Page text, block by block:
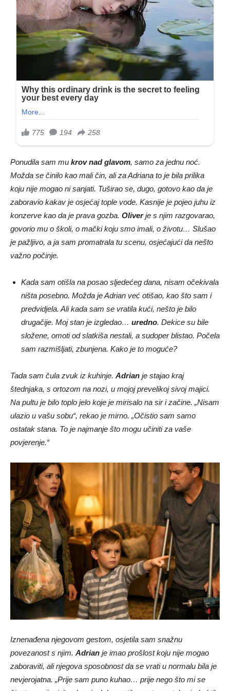
Možda se činilo kao mali čin, ali za Adriana to je bila prilika
koju nije mogao ni sanjati. Tuširao se, dugo, gotovo kao da je
zaboravio kakav je osjećaj tople vode. Kasnije je pojeo juhu iz
konzerve kao da je prava gozba.Oliverje s njim razgovarao,
govorio mu o školi, o mački koju smo imali, o životu… Slušao
je pažljivo, a ja sam promatrala tu scenu, osjećajući da nešto
važno počinje.
ništa posebno. Možda je Adrian već otišao, kao što sam i
predvidjela. Ali kada sam se vratila kući, nešto je bilo
drugačije. Moj stan je izgledao…uredno. Dekice su bile
složene, omoti od slatkiša nestali, a sudoper blistao. Počela
sam razmišljati, zbunjena. Kako je to moguće?
štednjaka, s ortozom na nozi, u mojoj prevelikoj sivoj majici.
Na pultu je bilo toplo jelo koje je mirisalo na sir i začine. „Nisam
ulazio u vašu sobu“, rekao je mirno. „Očistio sam samo
ostatak stana. To je najmanje što mogu učiniti za vaše
povjerenje.“
povezanost s njim.Adrianje imao prošlost koju nije mogao
zaboraviti, ali njegova sposobnost da se vrati u normalu bila je
nevjerojatna. „Prije sam puno kuhao… prije nego što mi se
život promijenio“, rekao je. Iako su tiha vrata postala simbol tih